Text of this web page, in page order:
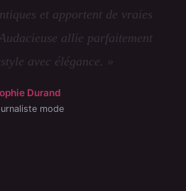
et apportent de vraies
allie parfaitement
avec élégance. »
Durand
mode